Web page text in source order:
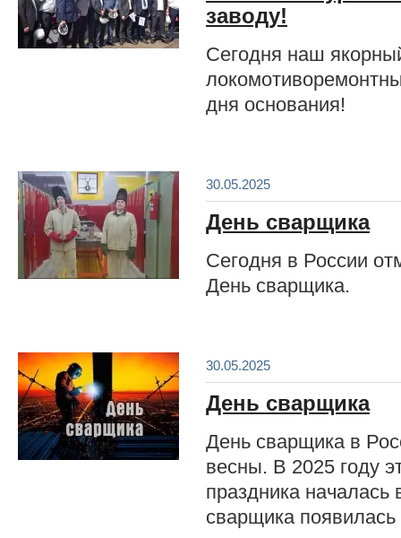
заводу!
Сегодня наш
дня основания!
30.05.2025
День сварщика
Сегодня в России
День сварщика.
30.05.2025
День сварщика
День сварщика в
весны. В 2025 году
праздника началась
сварщика появилась